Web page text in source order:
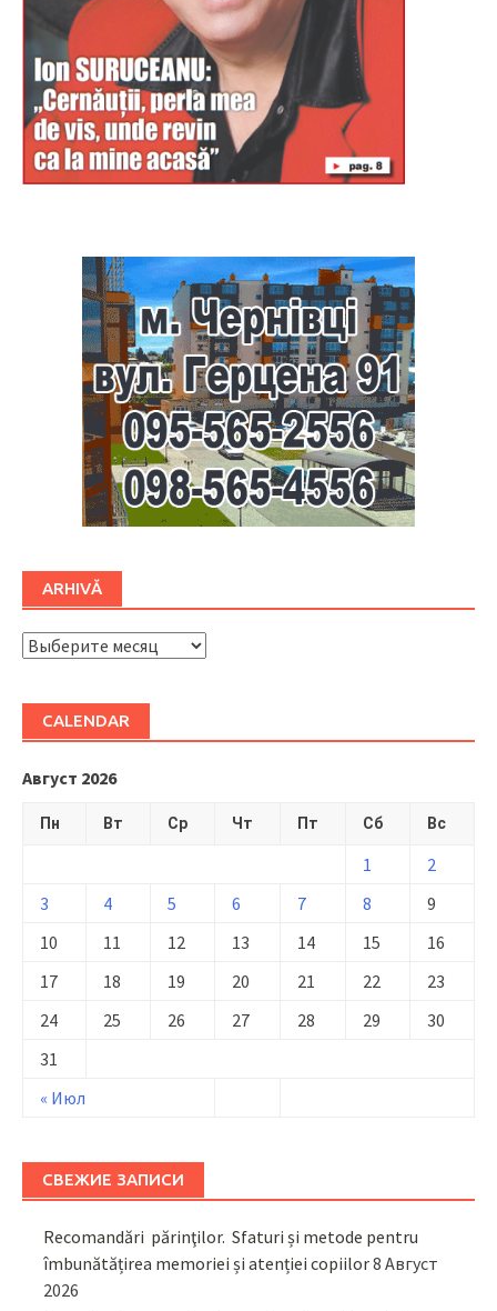
ARHIVĂ
ARHIVĂ
CALENDAR
Август 2026
Пн Вт Ср Чт Пт Сб Вс
« Июл
1
2
3
4 5 6 7 8
9
10
11 12 13 14 15
16
17
18 19 20 21 22
23
24
25 26 27 28 29
30
31
СВЕЖИЕ ЗАПИСИ
Recomandări părinţilor. Sfaturi și metode pentru
îmbunătățirea memoriei și atenției copiilor8 Август
2026